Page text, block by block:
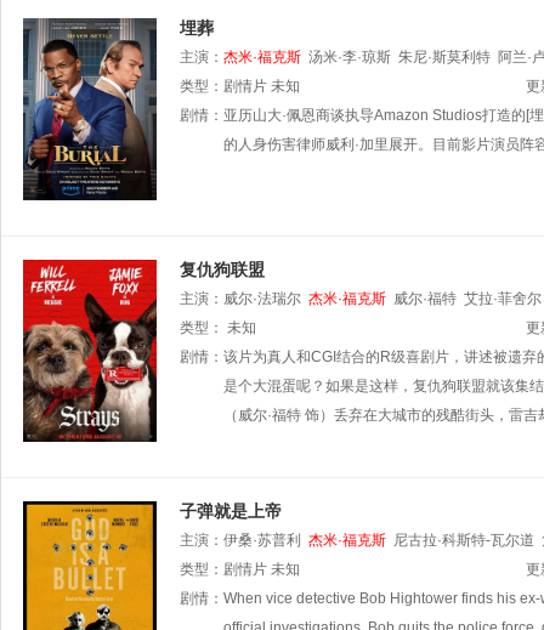
埋葬
主演： 杰米·福克斯 汤米·李·琼斯 朱尼·斯莫利特 阿兰·
尔斯 凯斯·杰佛森
格
Street Dopson
类型： 剧情片 未知
更
剧情： 亚历山大·佩恩商谈执导Amazon Studios打造的[
的人身伤害律师威利·加里展开。目前影片演员阵
复仇狗联盟
主演： 威尔·法瑞尔 杰米·福克斯 威尔·福特 艾拉·菲舍尔
艾琳 泰勒·安东尼厄斯
类型： 未知
更
剧情： 该片为真人和CGI结合的R级喜剧片，讲述被遗
是个大混蛋呢？如果是这样，复仇狗联盟就该集
（威尔·福特 饰）丢弃在大城市的残酷街头，雷
子弹就是上帝
主演： 伊桑·苏普利 杰米·福克斯 尼古拉·科斯特-瓦尔道
类型： 剧情片 未知
更
剧情： When vice detective Bob Hightower finds his